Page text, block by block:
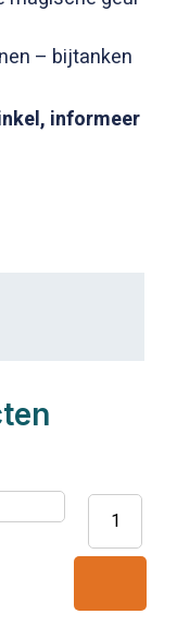
– bijtanken
informeer
Energy